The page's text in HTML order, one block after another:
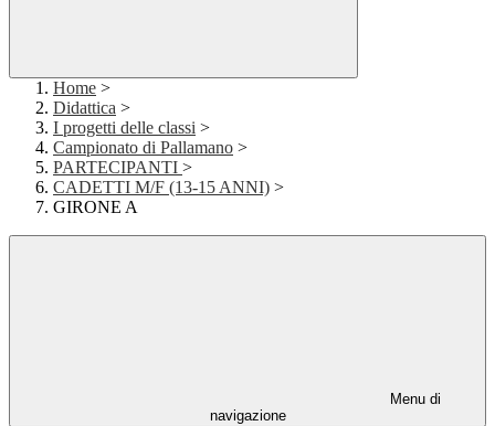
Home >
Didattica >
I progetti delle classi >
Campionato di Pallamano >
PARTECIPANTI >
CADETTI M/F (13-15 ANNI) >
GIRONE A
Menu di
navigazione